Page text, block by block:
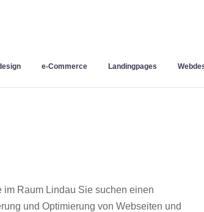
e-Commerce Landingpages
Raum Lindau Sie suchen einen
und Optimierung von Webseiten und